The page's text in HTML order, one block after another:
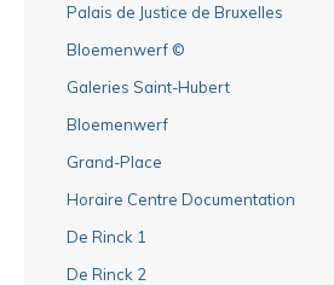
Palais de Justice de Bruxelles
Bloemenwerf ©
Galeries Saint-Hubert
Bloemenwerf
Grand-Place
Horaire Centre Documentation
De Rinck 1
De Rinck 2